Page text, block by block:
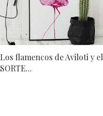
Los flamencos de Aviloti y el
SORTE...